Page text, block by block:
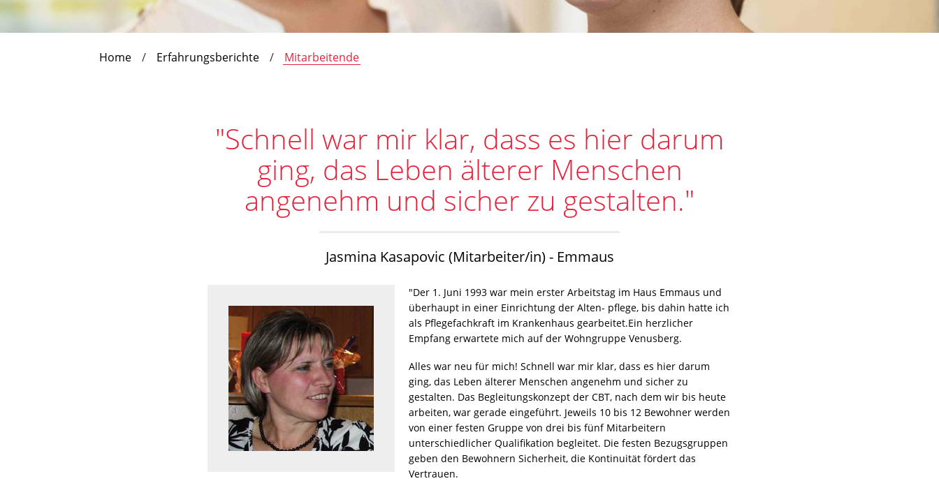
Home Erfahrungsberichte Mitarbeitende
"Schnell war mir klar, dass es hier darum
ging, das Leben älterer Menschen
angenehm und sicher zu gestalten."
Jasmina Kasapovic (Mitarbeiter/in) - Emmaus
"Der 1. Juni 1993 war mein erster Arbeitstag im Haus Emmaus und
überhaupt in einer Einrichtung der Alten- pflege, bis dahin hatte ich
als Pflegefachkraft im Krankenhaus gearbeitet.Ein herzlicher
Empfang erwartete mich auf der Wohngruppe Venusberg.
Alles war neu für mich! Schnell war mir klar, dass es hier darum
ging, das Leben älterer Menschen angenehm und sicher zu
gestalten. Das Begleitungskonzept der CBT, nach dem wir bis heute
arbeiten, war gerade eingeführt. Jeweils 10 bis 12 Bewohner werden
von einer festen Gruppe von drei bis fünf Mitarbeitern
unterschiedlicher Qualifikation begleitet. Die festen Bezugsgruppen
geben den Bewohnern Sicherheit, die Kontinuität fördert das
Vertrauen.